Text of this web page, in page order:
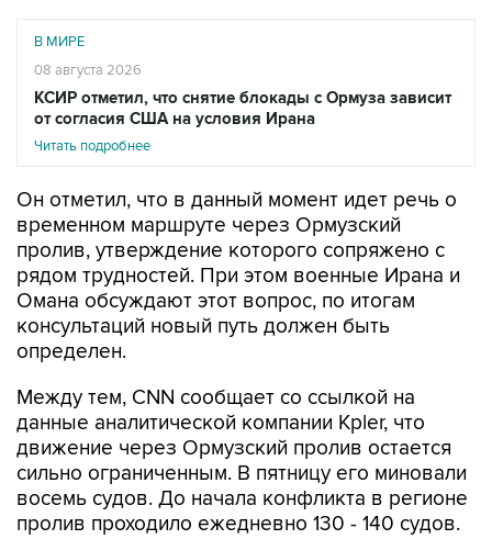
В МИРЕ
08 августа 2026
КСИР отметил, что снятие блокады с Ормуза зависит
от согласия США на условия Ирана
Читать подробнее
Он отметил, что в данный момент идет речь о
временном маршруте через Ормузский
пролив, утверждение которого сопряжено с
рядом трудностей. При этом военные Ирана и
Омана обсуждают этот вопрос, по итогам
консультаций новый путь должен быть
определен.
Между тем, CNN сообщает со ссылкой на
данные аналитической компании Kpler, что
движение через Ормузский пролив остается
сильно ограниченным. В пятницу его миновали
восемь судов. До начала конфликта в регионе
пролив проходило ежедневно 130 - 140 судов.